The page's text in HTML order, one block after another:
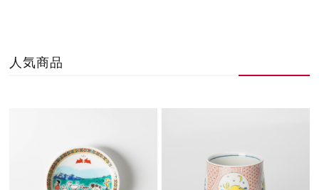
人気商品